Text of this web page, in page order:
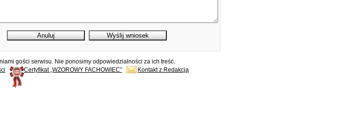
gości serwisu. Nie ponosimy odpowiedzialności za ich treść.
Certyfikat „WZOROWY FACHOWIEC” Kontakt z Redakcją